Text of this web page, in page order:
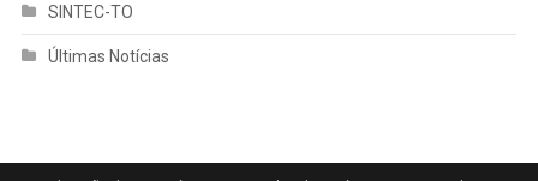
SINTEC-TO
Últimas Notícias